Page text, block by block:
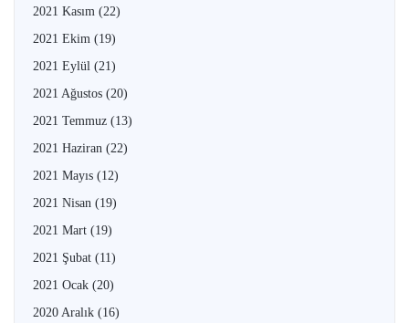
2021 Kasım (22)
2021 Ekim (19)
2021 Eylül (21)
2021 Ağustos (20)
2021 Temmuz (13)
2021 Haziran (22)
2021 Mayıs (12)
2021 Nisan (19)
2021 Mart (19)
2021 Şubat (11)
2021 Ocak (20)
2020 Aralık (16)